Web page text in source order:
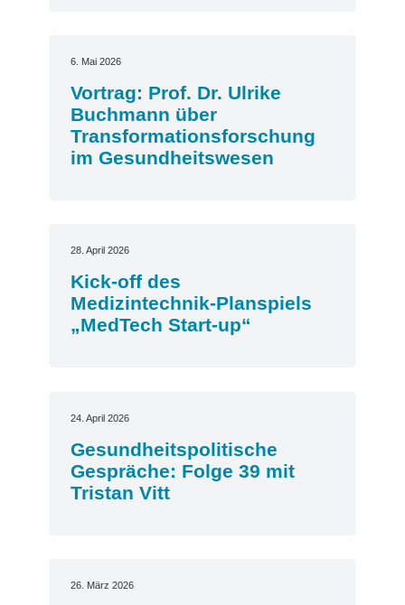
6. Mai 2026
Vortrag: Prof. Dr. Ulrike
Buchmann über
Transformationsforschung
im Gesundheitswesen
28. April 2026
Kick-off des
Medizintechnik-Planspiels
„MedTech Start-up“
24. April 2026
Gesundheitspolitische
Gespräche: Folge 39 mit
Tristan Vitt
26. März 2026